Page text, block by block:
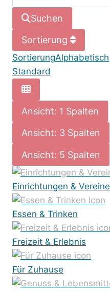
Suchen
Sortierung
SortierungAlphabetisch
Standard
Ansicht: 1 Spalten
Ansicht: 3 Spalten
Ansicht: 5 Spalten
Einrichtungen & Vereine
Essen & Trinken
Freizeit & Erlebnis
Für Zuhause